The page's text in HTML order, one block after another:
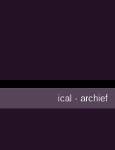
ical · archief